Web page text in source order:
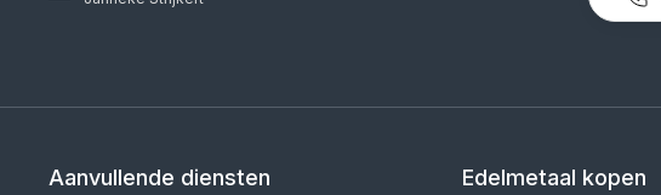
Aanvullende diensten Edelmetaal kopen